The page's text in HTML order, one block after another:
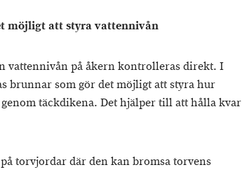
möjligt att styra vattennivån
vattennivån på åkern kontrolleras direkt. I
brunnar som gör det möjligt att styra hur
täckdikena. Det hjälper till att hålla kvar
torvjordar där den kan bromsa torvens